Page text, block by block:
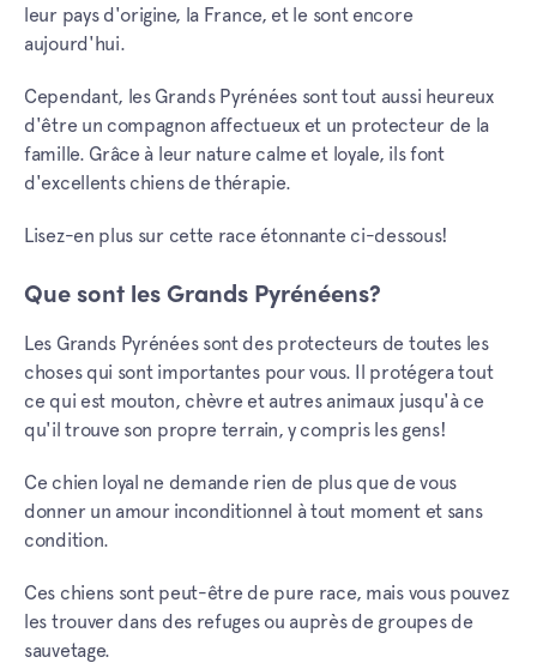
leur pays d'origine, la France, et le sont encore
aujourd'hui.
Cependant, les Grands Pyrénées sont tout aussi heureux
d'être un compagnon affectueux et un protecteur de la
famille. Grâce à leur nature calme et loyale, ils font
d'excellents chiens de thérapie.
Lisez-en plus sur cette race étonnante ci-dessous!
Que sont les Grands Pyrénéens?
Les Grands Pyrénées sont des protecteurs de toutes les
choses qui sont importantes pour vous. Il protégera tout
ce qui est mouton, chèvre et autres animaux jusqu'à ce
qu'il trouve son propre terrain, y compris les gens!
Ce chien loyal ne demande rien de plus que de vous
donner un amour inconditionnel à tout moment et sans
condition.
Ces chiens sont peut-être de pure race, mais vous pouvez
les trouver dans des refuges ou auprès de groupes de
sauvetage.